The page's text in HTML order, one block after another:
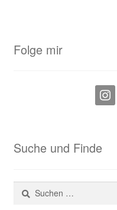
Folge mir
Suche und Finde
Suchen
nach: